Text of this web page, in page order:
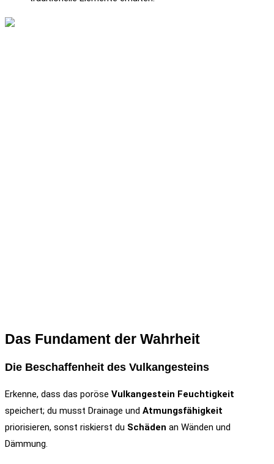
Das Fundament der Wahrheit
Die Beschaffenheit des Vulkangesteins
Erkenne, dass das poröse Vulkangestein Feuchtigkeit
speichert; du musst Drainage und Atmungsfähigkeit
priorisieren, sonst riskierst du Schäden an Wänden und
Dämmung.